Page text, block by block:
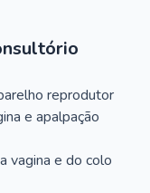
reprodutor
e apalpação
vagina e do colo